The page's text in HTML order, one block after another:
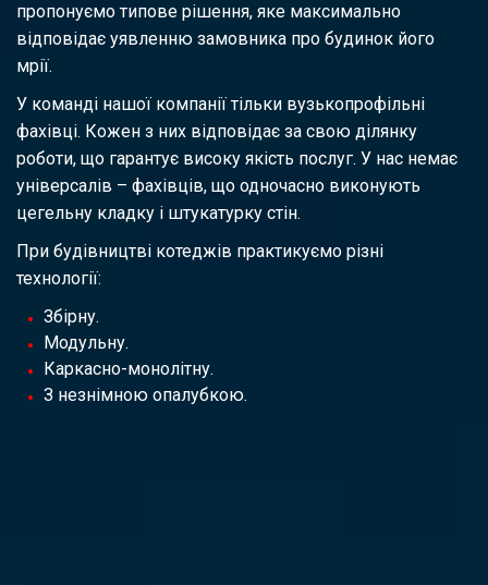
пропонуємо типове рішення, яке максимально
відповідає уявленню замовника про будинок його
мрії.
У команді нашої компанії тільки вузькопрофільні
фахівці. Кожен з них відповідає за свою ділянку
роботи, що гарантує високу якість послуг. У нас немає
універсалів – фахівців, що одночасно виконують
цегельну кладку і штукатурку стін.
При будівництві котеджів практикуємо різні
технології:
Збірну.
Модульну.
Каркасно-монолітну.
З незнімною опалубкою.